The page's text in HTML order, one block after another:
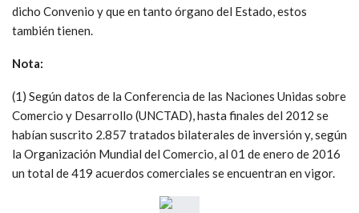
dicho Convenio y que en tanto órgano del Estado, estos
también tienen.
Nota:
(1) Según datos de la Conferencia de las Naciones Unidas sobre
Comercio y Desarrollo (UNCTAD), hasta finales del 2012 se
habían suscrito 2.857 tratados bilaterales de inversión y, según
la Organización Mundial del Comercio, al 01 de enero de 2016
un total de 419 acuerdos comerciales se encuentran en vigor.